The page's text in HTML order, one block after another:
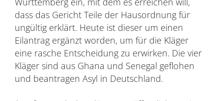
dass das Gericht Teile der Hausordnung für
ungültig erklärt. Heute ist dieser um einen
Eilantrag ergänzt worden, um für die Kläger
eine rasche Entscheidung zu erwirken. Die vier
Kläger sind aus Ghana und Senegal geflohen
und beantragen Asyl in Deutschland.